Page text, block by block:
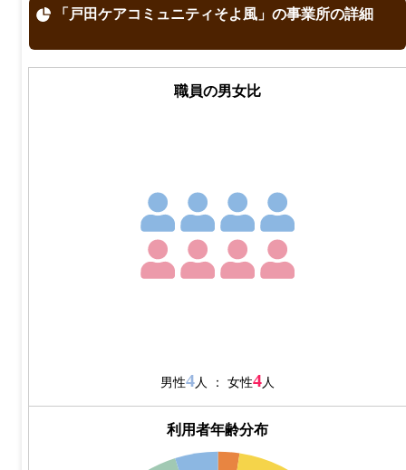
「戸田ケアコミュニティそよ風」の事業所の詳細
職員の男女比
男性4 人 ： 女性4 人
利用者年齢分布